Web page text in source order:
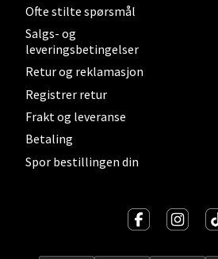
Ofte stilte spørsmål
Salgs- og
leveringsbetingelser
Retur og reklamasjon
Registrer retur
Frakt og leveranse
Betaling
Spor bestillingen din
Torgbakken 2, 5401 Stord
Åpent i dag 10-15
0 i butikk
Vitaminveien 7 - 9, 0485 Oslo